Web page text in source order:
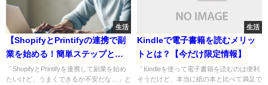
生活
【ShopifyとPrintifyの連携で副
業を始める！簡単ステップと注
意点】
「ShopifyとPrintifyを連携して副業を始め
たいけど、うまくできるか不安だな…」と
生活
Kindleで電子書籍を読むメリッ
トとは？【今だけ限定情報】
「Kindleを使って電子書籍を読むのは便利
そうだけど、本当に紙の本と比べて満足で